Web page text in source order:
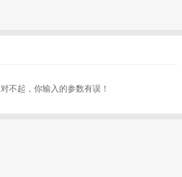
对不起，你输入的参数有误！